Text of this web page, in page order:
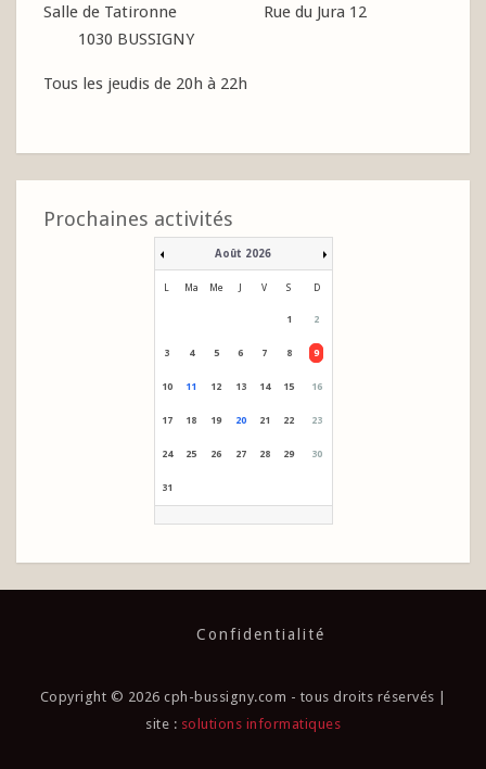
Salle de Tatironne Rue du Jura 12
1030 BUSSIGNY
Tous les jeudis de 20h à 22h
Prochaines activités
Août 2026
L Ma Me V S D
1 2
3 4 5 6 7 8 9
10 11 12 13 14 15 16
17 18 19 20 21 22 23
24 25 26 27 28 29 30
31
Confidentialité
Copyright © 2026 cph-bussigny.com - tous droits réservés |
site : solutions informatiques